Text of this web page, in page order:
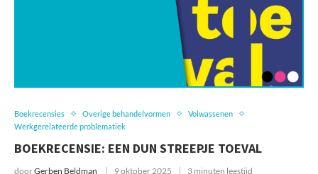
Boekrecensies Overige behandelvormen
Volwassenen
Werkgerelateerde problematiek
BOEKRECENSIE: EEN DUN STREEPJE TOEVAL
doorGerben Beldman 9 oktober 2025 3 minuten leestijd